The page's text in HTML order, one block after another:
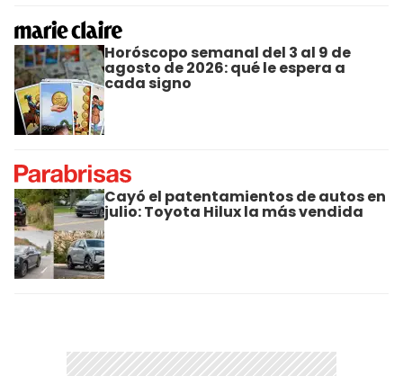
Horóscopo semanal del 3 al 9 de
agosto de 2026: qué le espera a
cada signo
Cayó el patentamientos de autos en
julio: Toyota Hilux la más vendida